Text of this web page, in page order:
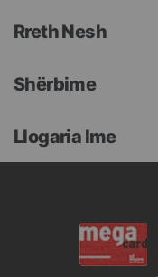
Rreth Nesh
Shërbime
Llogaria Ime